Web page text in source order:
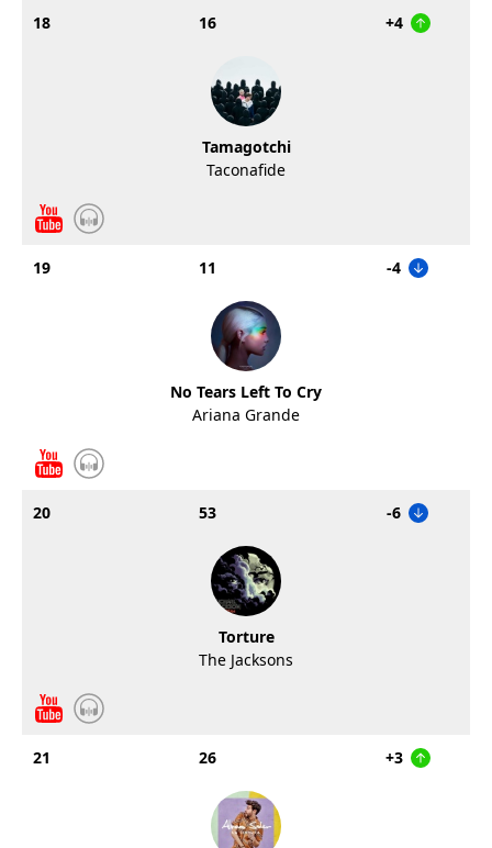
18 16 +4
Tamagotchi
Taconafide
19 11 -4
No Tears Left To Cry
Ariana Grande
20 53 -6
Torture
The Jacksons
21 26 +3